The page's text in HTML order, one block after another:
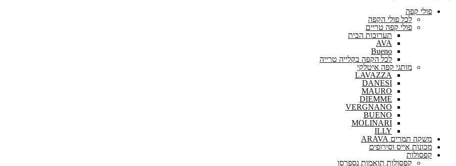
פולי קפה
לכל פולי הקפה
פולי קפה טריים
תערובות הבית
AVA
Bueno
לכל הקפה בקלייה טרייה
מותגי קפה איטלקי
LAVAZZA
DANESI
MAURO
DIEMME
VERGNANO
BUENO
MOLINARI
ILLY
משקה תמרים ARAVA
מכונות אייס וסירופים
קפסולות
קפסולות תואמות נספרסו